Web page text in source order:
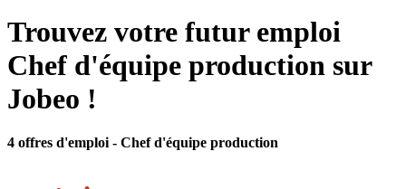
Trouvez votre futur emploi
Chef d'équipe production sur
Jobeo !
4 offres d'emploi - Chef d'équipe production